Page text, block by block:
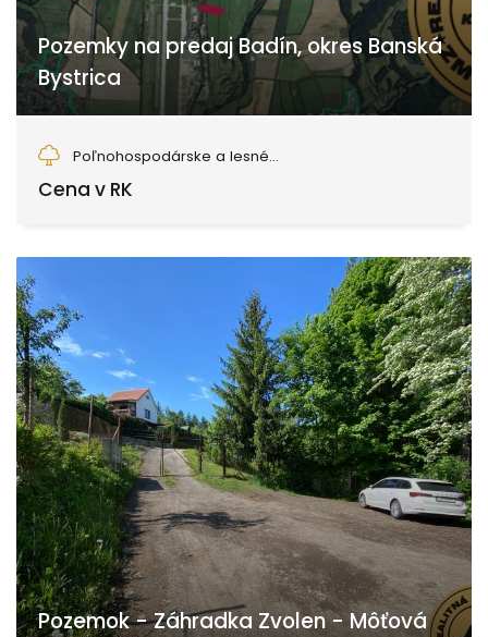
Pozemky na predaj Badín, okres Banská
Bystrica
Poľnohospodárske a lesné...
Cena v RK
Pozemok - Záhradka Zvolen - Môťová